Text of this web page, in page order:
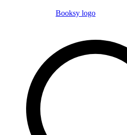
Booksy logo